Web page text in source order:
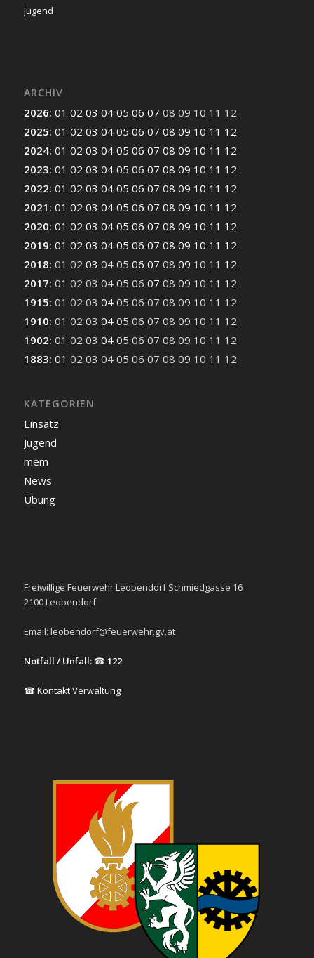
Jugend
ARCHIV
2026: 01 02 03 04 05 06 07 08 09 10 11 12
2025: 01 02 03 04 05 06 07 08 09 10 11 12
2024: 01 02 03 04 05 06 07 08 09 10 11 12
2023: 01 02 03 04 05 06 07 08 09 10 11 12
2022: 01 02 03 04 05 06 07 08 09 10 11 12
2021 : 01 02 03 04 05 06 07 08 09 10 11 12
2020: 01 02 03 04 05 06 07 08 09 10 11 12
2019: 01 02 03 04 05 06 07 08 09 10 11 12
2018: 01 02 03 04 05 06 07 08 09 10 11 12
2017: 01 02 03 04 05 06 07 08 09 10 11 12
1915: 01 02 03 04 05 06 07 08 09 10 11 12
1910: 01 02 03 04 05 06 07 08 09 10 11 12
1902: 01 02 03 04 05 06 07 08 09 10 11 12
1883: 01 02 03 04 05 06 07 08 09 10 11 12
KATEGORIEN
Einsatz
Jugend
mem
News
Übung
Freiwillige Feuerwehr Leobendorf Schmiedgasse 16
2100 Leobendorf
Email: leobendorf@feuerwehr.gv.at
Notfall / Unfall:☎122
☎ Kontakt Verwaltung